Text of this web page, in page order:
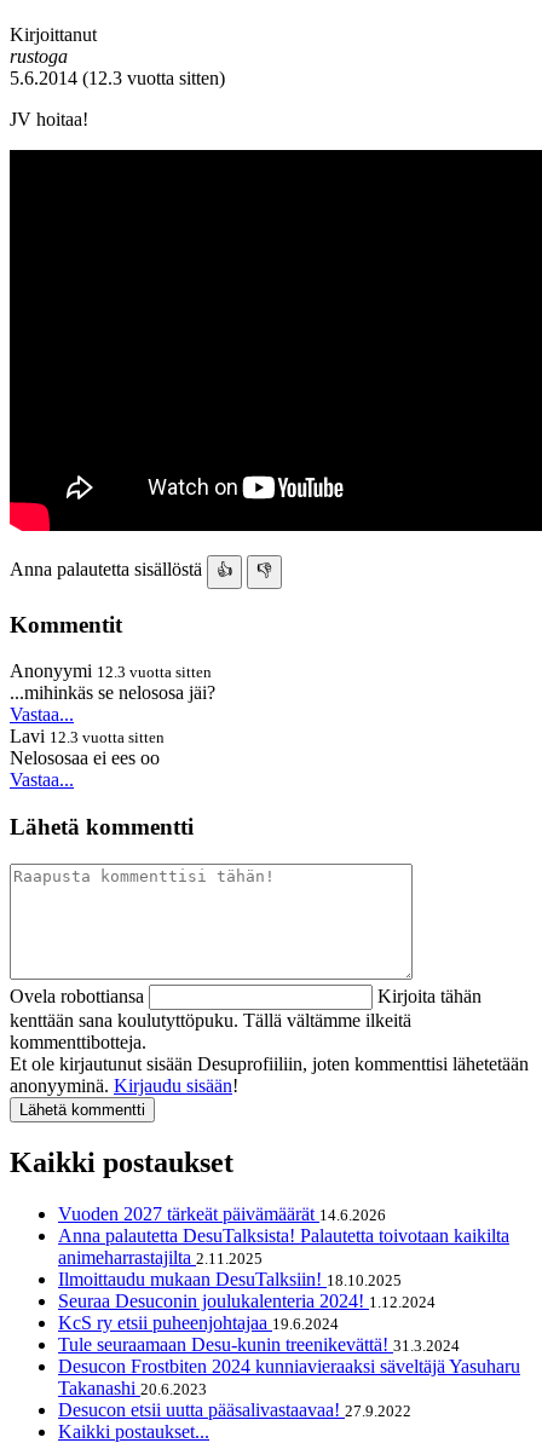
Kirjoittanut
rustoga
5.6.2014 (12.3 vuotta sitten)
JV hoitaa!
Anna palautetta sisällöstä 👍 👎
Kommentit
Anonyymi 12.3 vuotta sitten
...mihinkäs se nelososa jäi?
Vastaa...
Lavi 12.3 vuotta sitten
Nelososaa ei ees oo
Vastaa...
Lähetä kommentti
Ovela robottiansa
Kirjoita tähän
kenttään sana koulutyttöpuku. Tällä vältämme ilkeitä
kommenttibotteja.
Et ole kirjautunut sisään Desuprofiiliin, joten kommenttisi lähetetään
anonyyminä. Kirjaudu sisään!
Kaikki postaukset
Vuoden 2027 tärkeät päivämäärät 14.6.2026
Anna palautetta DesuTalksista! Palautetta toivotaan kaikilta
animeharrastajilta 2.11.2025
Ilmoittaudu mukaan DesuTalksiin! 18.10.2025
Seuraa Desuconin joulukalenteria 2024! 1.12.2024
KcS ry etsii puheenjohtajaa 19.6.2024
Tule seuraamaan Desu-kunin treenikevättä! 31.3.2024
Desucon Frostbiten 2024 kunniavieraaksi säveltäjä Yasuharu
Takanashi 20.6.2023
Desucon etsii uutta pääsalivastaavaa! 27.9.2022
Kaikki postaukset...